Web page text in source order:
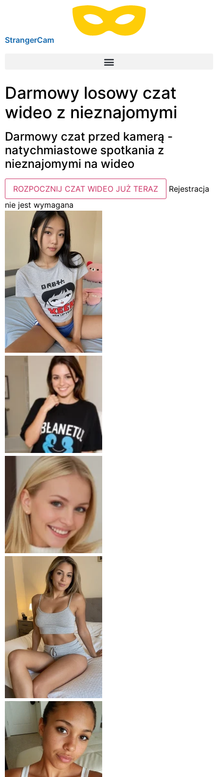
StrangerCam
Darmowy losowy czat
wideo z nieznajomymi
Darmowy czat przed kamerą -
natychmiastowe spotkania z
nieznajomymi na wideo
ROZPOCZNIJ CZAT WIDEO JUŻ TERAZ
Rejestracja
nie jest wymagana